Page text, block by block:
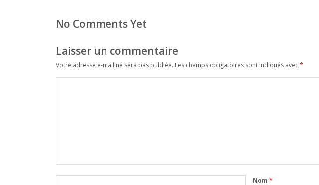
No Comments Yet
Laisser un commentaire
Votre adresse e-mail ne sera pas publiée. Les champs obligatoires sont indiqués avec*
Nom *